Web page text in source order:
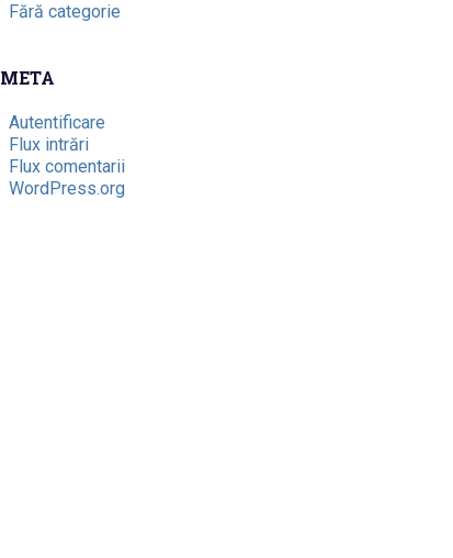
Fără categorie
META
Autentificare
Flux intrări
Flux comentarii
WordPress.org